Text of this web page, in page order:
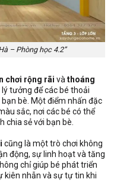
– Phòng học 4.2”
chơi rộng rãi và thoáng
tưởng để các bé thoải
bè. Một điểm nhấn đặc
sắc, nơi các bé có thể
chia sẻ với bạn bè.
cũng là một trò chơi không
động, sự linh hoạt và tăng
chỉ giúp bé phát triển
kiên nhẫn và sự tự tin khi